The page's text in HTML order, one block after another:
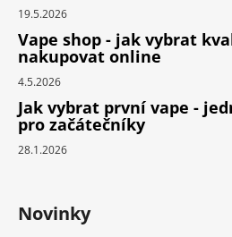
19.5.2026
Vape shop - jak vybrat
nakupovat online
4.5.2026
Jak vybrat první vape -
pro začátečníky
28.1.2026
Novinky